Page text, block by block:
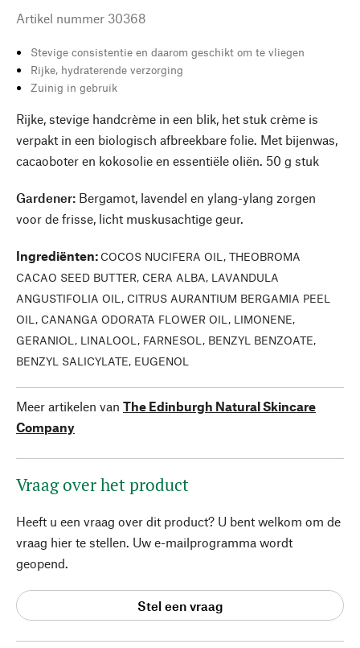
Artikel nummer 30368
Stevige consistentie en daarom geschikt om te vliegen
Rijke, hydraterende verzorging
Zuinig in gebruik
Rijke, stevige handcrème in een blik, het stuk crème is
verpakt in een biologisch afbreekbare folie. Met bijenwas,
cacaoboter en kokosolie en essentiële oliën. 50 g stuk
Gardener: Bergamot, lavendel en ylang-ylang zorgen
voor de frisse, licht muskusachtige geur.
Ingrediënten: COCOS NUCIFERA OIL, THEOBROMA
CACAO SEED BUTTER, CERA ALBA, LAVANDULA
ANGUSTIFOLIA OIL, CITRUS AURANTIUM BERGAMIA PEEL
OIL, CANANGA ODORATA FLOWER OIL, LIMONENE,
GERANIOL, LINALOOL, FARNESOL, BENZYL BENZOATE,
BENZYL SALICYLATE, EUGENOL
Meer artikelen van The Edinburgh Natural Skincare
Company
Vraag over het product
Heeft u een vraag over dit product? U bent welkom om de
vraag hier te stellen. Uw e-mailprogramma wordt
geopend.
Stel een vraag